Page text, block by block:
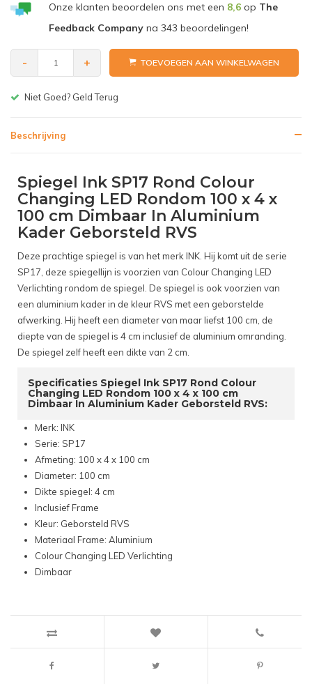
Onze klanten beoordelen ons met een 8,6op The
Feedback Companyna 343 beoordelingen!
- + TOEVOEGEN AAN WINKELWAGEN
Gratis bezorgen v.a. € 150,-(NL)
Beschrijving
Spiegel Ink SP17 Rond Colour
Changing LED Rondom 100 x 4 x
100 cm Dimbaar In Aluminium
Kader Geborsteld RVS
Deze prachtige spiegel is van het merk INK. Hij komt uit de serie
SP17, deze spiegellijn is voorzien van Colour Changing LED
Verlichting rondom de spiegel. De spiegel is ook voorzien van
een aluminium kader in de kleur RVS met een geborstelde
afwerking. Hij heeft een diameter van maar liefst 100 cm, de
diepte van de spiegel is 4 cm inclusief de aluminium omranding.
De spiegel zelf heeft een dikte van 2 cm.
Specificaties Spiegel Ink SP17 Rond Colour
Changing LED Rondom 100 x 4 x 100 cm
Dimbaar In Aluminium Kader Geborsteld RVS:
Merk: INK
Serie: SP17
Afmeting: 100 x 4 x 100 cm
Diameter: 100 cm
Dikte spiegel: 4 cm
Inclusief Frame
Kleur: Geborsteld RVS
Materiaal Frame: Aluminium
Colour Changing LED Verlichting
Dimbaar